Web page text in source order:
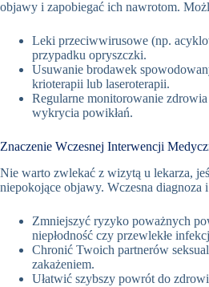
objawy i zapobiegać ich nawrotom.
Leki przeciwwirusowe (np.
przypadku opryszczki.
Usuwanie brodawek
krioterapii lub laseroterapii.
Regularne monitorowanie
wykrycia powikłań.
Znaczenie Wczesnej Interwencji
Nie warto zwlekać z wizytą u lekarza,
niepokojące objawy. Wczesna diagnoza
Zmniejszyć ryzyko poważnych
niepłodność czy przewlekłe
Chronić Twoich partnerów
zakażeniem.
Ułatwić szybszy powrót do